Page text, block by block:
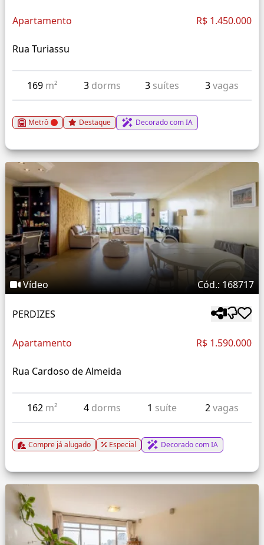
Apartamento R$ 1.450.000
Rua Turiassu
169 m² 3 dorms 3 suítes 3vagas
Metrô Destaque Decorado com IA
Vídeo Cód.: 168717
PERDIZES
Apartamento R$ 1.590.000
Rua Cardoso de Almeida
162 m² 4 dorms 1 suíte 2vagas
Compre já alugado Especial Decorado com IA